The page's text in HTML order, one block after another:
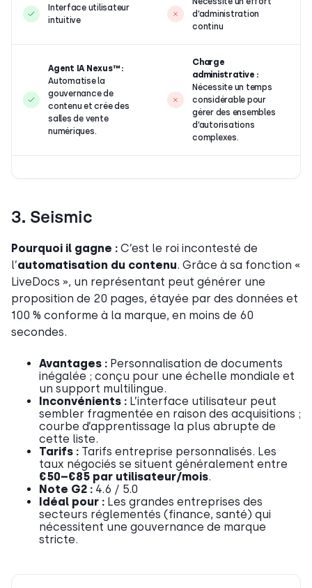
Interface utilisateur
intuitive
d’administration
continu
Agent IA Nexus™ :
Automatise la
gouvernance de
contenu et crée des
salles de vente
numériques.
Charge
administrative :
Nécessite un temps
considérable pour
gérer des ensembles
d’autorisations
complexes.
3. Seismic
Pourquoi il gagne : C’est le roi incontesté de
l’automatisation du contenu. Grâce à sa fonction «
LiveDocs », un représentant peut générer une
proposition de 20 pages, étayée par des données et
100 % conforme à la marque, en moins de 60
secondes.
Avantages : Personnalisation de documents
inégalée ; conçu pour une échelle mondiale et
un support multilingue.
Inconvénients : L’interface utilisateur peut
sembler fragmentée en raison des acquisitions ;
courbe d’apprentissage la plus abrupte de
cette liste.
Tarifs : Tarifs entreprise personnalisés. Les
taux négociés se situent généralement entre
€50–€85 par utilisateur/mois.
Note G2 : 4.6 / 5.0
Idéal pour : Les grandes entreprises des
secteurs réglementés (finance, santé) qui
nécessitent une gouvernance de marque
stricte.